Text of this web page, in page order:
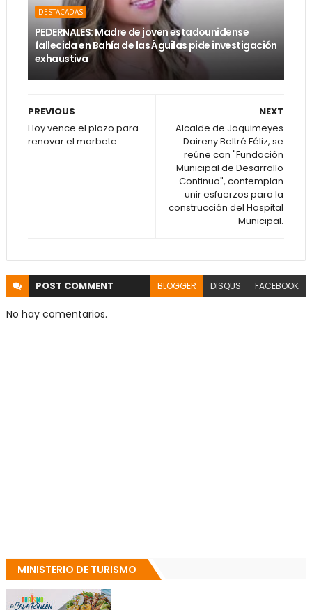
DESTACADAS
PEDERNALES: Madre de joven estadounidense
fallecida en Bahía de las Águilas pide investigación
exhaustiva
NEXT
Alcalde de Jaquimeyes
Daireny Beltré Féliz, se
reúne con "Fundación
Municipal de Desarrollo
Continuo", contemplan
unir esfuerzos para la
construcción del Hospital
Municipal.
PREVIOUS
Hoy vence el plazo para
renovar el marbete
POST COMMENT BLOGGER DISQUS FACEBOOK
No hay comentarios.
MINISTERIO DE TURISMO